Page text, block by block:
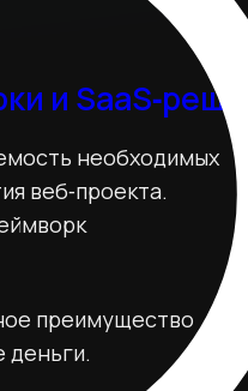
и
необходимых
веб‑проекта.
преимущество
деньги.